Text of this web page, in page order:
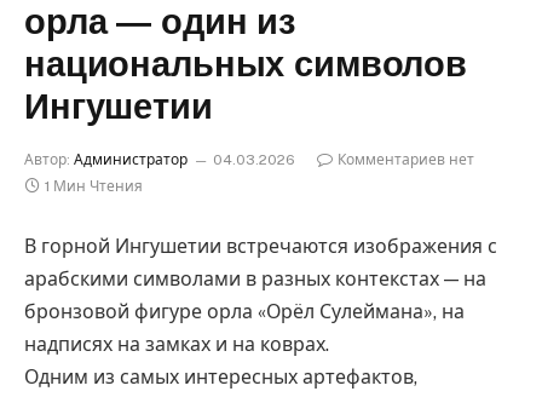
орла — один из
национальных символов
Ингушетии
Автор: Администратор 04.03.2026
Комментариев нет
1 Мин Чтения
В горной Ингушетии встречаются изображения с
арабскими символами в разных контекстах — на
бронзовой фигуре орла «Орёл Сулеймана», на
надписях на замках и на коврах.
Одним из самых интересных артефактов,